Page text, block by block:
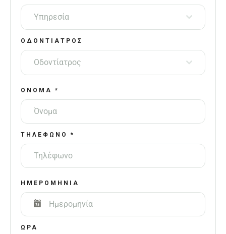
Υπηρεσία
ΟΔΟΝΤΊΑΤΡΟΣ
Οδοντίατρος
ΌΝΟΜΑ *
ΤΗΛΈΦΩΝΟ *
ΗΜΕΡΟΜΗΝΊΑ
ΩΡΑ